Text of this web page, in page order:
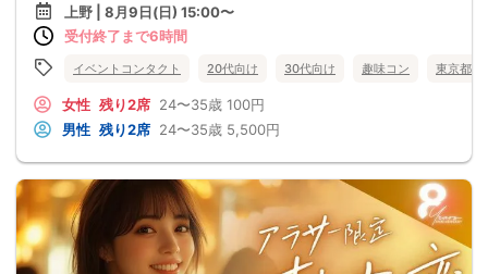
上野 | 8月9日(日) 15:00〜
受付終了まで6時間
イベントコンタクト 20代向け 30代向け 趣味コン 東京都
女性 残り2席 24〜35歳 100円
男性 残り2席 24〜35歳 5,500円